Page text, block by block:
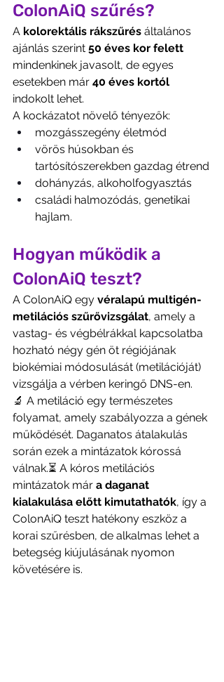
ColonAiQ szűrés?
A kolorektális rákszűrés általános
ajánlás szerint 50 éves kor felett
mindenkinek javasolt, de egyes
esetekben már 40 éves kortól
indokolt lehet.
A kockázatot növelő tényezők:
mozgásszegény életmód
vörös húsokban és
tartósítószerekben gazdag étrend
dohányzás, alkoholfogyasztás
családi halmozódás, genetikai
hajlam.
Hogyan működik a
ColonAiQ teszt?
A ColonAiQ egy véralapú multigén-
metilációs szűrővizsgálat, amely a
vastag- és végbélrákkal kapcsolatba
hozható négy gén öt régiójának
biokémiai módosulását (metilációját)
vizsgálja a vérben keringő DNS-en.
🔬 A metiláció egy természetes
folyamat, amely szabályozza a gének
működését. Daganatos átalakulás
során ezek a mintázatok kórossá
válnak.⏳ A kóros metilációs
mintázatok már a daganat
kialakulása előtt kimutathatók, így a
ColonAiQ teszt hatékony eszköz a
korai szűrésben, de alkalmas lehet a
betegség kiújulásának nyomon
követésére is.